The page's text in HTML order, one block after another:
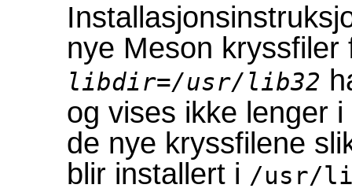
nye Meson
libdir=/usr/lib32
og vises ikke lenger
de nye kryssfilene
blir installert i /usr/